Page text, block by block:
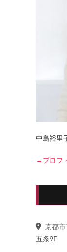
中島裕里
→プロフ
京都
五条9F